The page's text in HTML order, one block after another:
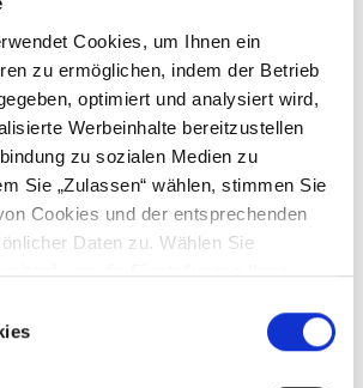
Cookies, um Ihnen ein
zu ermöglichen, indem der Betrieb
optimiert und analysiert wird,
Werbeinhalte bereitzustellen
zu sozialen Medien zu
Sie „Zulassen“ wählen, stimmen Sie
Cookies und der entsprechenden
Daten zu. Wählen Sie
um die Einstellungen Ihrer
jederzeit Ihre Einstellungen ändern
zurückziehen. Bitte lesen Sie
(G/V) wird nur für Cash-Produkte
Investmentfonds, Optionen